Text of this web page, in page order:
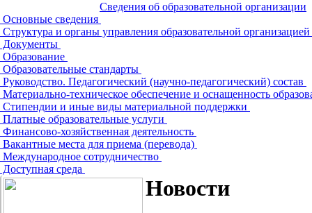
Сведения об образовательной организации
Основные сведения
Структура и органы управления образовательной организацией
Документы
Образование
Образовательные стандарты
Руководство. Педагогический (научно-педагогический) состав
Материально-техническое обеспечение и оснащенность
Стипендии и иные виды материальной поддержки
Платные образовательные услуги
Финансово-хозяйственная деятельность
Вакантные места для приема (перевода)
Международное сотрудничество
Доступная среда
Новости